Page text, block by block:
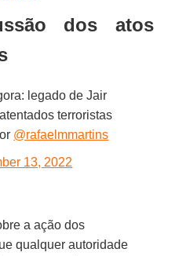
dos atos
legado de Jair
terroristas
@rafaelmmartins
13, 2022
a ação dos
qualquer autoridade